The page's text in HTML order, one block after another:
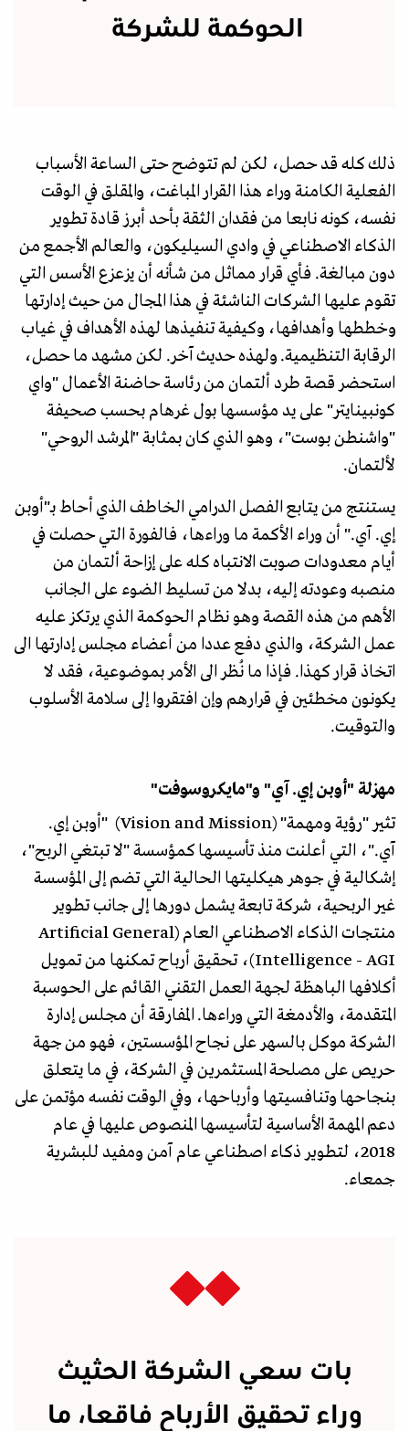
الحوكمة للشركة
ذلك كله قد حصل، لكن لم تتوضح حتى الساعة الأسباب
الفعلية الكامنة وراء هذا القرار المباغت، والمقلق في الوقت
نفسه، كونه نابعا من فقدان الثقة بأحد أبرز قادة تطوير
الذكاء الاصطناعي في وادي السيليكون، والعالم الأجمع من
دون مبالغة. فأي قرار مماثل من شأنه أن يزعزع الأسس التي
تقوم عليها الشركات الناشئة في هذا المجال من حيث إدارتها
وخططها وأهدافها، وكيفية تنفيذها لهذه الأهداف في غياب
الرقابة التنظيمية. ولهذه حديث آخر. لكن مشهد ما حصل،
استحضر قصة طرد ألتمان من رئاسة حاضنة الأعمال "واي
كونبينايتر" على يد مؤسسها بول غرهام بحسب صحيفة
"واشنطن بوست"، وهو الذي كان بمثابة "المرشد الروحي"
لألتمان.
يستنتج من يتابع الفصل الدرامي الخاطف الذي أحاط بـ"أوبن
إي. آي." أن وراء الأكمة ما وراءها، فالفورة التي حصلت في
أيام معدودات صوبت الانتباه كله على إزاحة ألتمان من
منصبه وعودته إليه، بدلا من تسليط الضوء على الجانب
الأهم من هذه القصة وهو نظام الحوكمة الذي يرتكز عليه
عمل الشركة، والذي دفع عددا من أعضاء مجلس إدارتها الى
اتخاذ قرار كهذا. فإذا ما نُظر الى الأمر بموضوعية، فقد لا
يكونون مخطئين في قرارهم وإن افتقروا إلى سلامة الأسلوب
والتوقيت.
مهزلة "أوبن إي. آي" و"مايكروسوفت"
تثير "رؤية ومهمة" (Vision and Mission) "أوبن إي.
آي."، التي أعلنت منذ تأسيسها كمؤسسة "لا تبتغي الربح"،
إشكالية في جوهر هيكليتها الحالية التي تضم إلى المؤسسة
غير الربحية، شركة تابعة يشمل دورها إلى جانب تطوير
منتجات الذكاء الاصطناعي العام (Artificial General
Intelligence - AGI)، تحقيق أرباح تمكنها من تمويل
أكلافها الباهظة لجهة العمل التقني القائم على الحوسبة
المتقدمة، والأدمغة التي وراءها. المفارقة أن مجلس إدارة
الشركة موكل بالسهر على نجاح المؤسستين، فهو من جهة
حريص على مصلحة المستثمرين في الشركة، في ما يتعلق
بنجاحها وتنافسيتها وأرباحها، وفي الوقت نفسه مؤتمن على
دعم المهمة الأساسية لتأسيسها المنصوص عليها في عام
2018، لتطوير ذكاء اصطناعي عام آمن ومفيد للبشرية
جمعاء.
بات سعي الشركة الحثيث
وراء تحقيق الأرباح فاقعا، ما